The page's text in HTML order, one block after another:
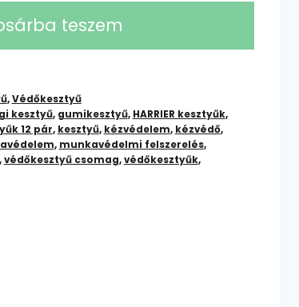
teszem
,Védőkesztyű
kesztyű, gumikesztyű, HARRIER kesztyűk,
12 pár, kesztyű, kézvédelem, kézvédő,
, munkavédelmi felszerelés,
védőkesztyű csomag,védőkesztyűk,